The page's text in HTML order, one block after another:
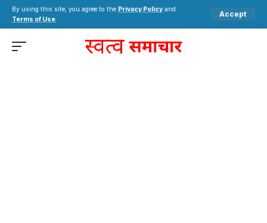
By using this site, you agree to the Privacy Policy and
Terms of Use.
Accept